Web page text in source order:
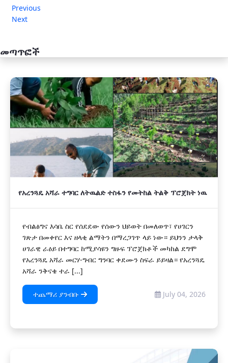
Previous
Next
መጣጥፎች
አዲስ
የአረንጓዴ አሻራ ተግባር ለትዉልድ ተስፋን የመትከል ትልቅ ፕሮጀክት ነዉ
የብልፅግና እሳቤ ስር የሰደደው የሰውን ህይወት በመለወጥ፣ የሀገርን
ገጽታ በመቀየር እና ዘላቂ ልማትን በማረጋገጥ ላይ ነው። ይህንን ታላቅ
ሀገራዊ ራዕይ በተግባር ከሚያሳዩን ግዙፍ ፕሮጀክቶች መካከል ደግሞ
የአረንጓዴ አሻራ መርሃ-ግብር ግንባር ቀደሙን ስፍራ ይይዛል። የአረንጓዴ
አሻራ ንቅናቄ ተራ [...]
ተጨማሪ ያንብቡ July 04, 2026